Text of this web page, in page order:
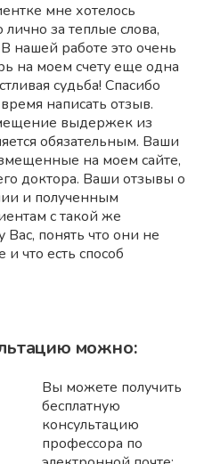
мне хотелось
лично за теплые слова,
нашей работе это очень
на моем счету еще одна
судьба! Спасибо
написать отзыв.
выдержек из
обязательным. Ваши
на моем сайте,
доктора. Ваши отзывы о
и полученным
с такой же
понять что они не
что есть способ
можно:
Вы можете получить
бесплатную
консультацию
профессора по